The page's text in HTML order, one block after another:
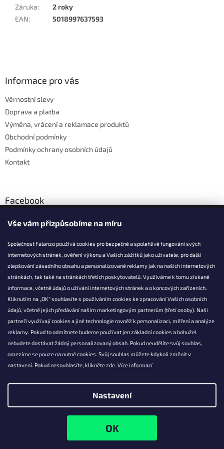
Vše vám přizpůsobíme na míru
Společnost Falanzo používá cookies pro bezpečné a spolehlivé fungování svých
internetových stránek, ověření výkonu a Vašich zážitků jako uživatele, pro další
zlepšování zásadního obsahu a personalizované reklamy jak na našich internetových
stránkách, tak také na stránkách třetích poskytovatelů. Využíváme k tomu získané
informace, včetně údajů o užívání internetových stránek a o koncových zařízeních.
Kliknutím na „OK“ souhlasíte s používáním cookies ke zpracování Vašich osobních
údajů, včetně jejich předávání našim marketingovým partnerům (třetí osoby). Naši
partneři využívají cookies a jiné technologie rovněž k personalizaci, měření a analýze
reklamy. Pokud to odmítnete budeme používat jen základní cookies a bohužel
nebudete dostávat žádný personalizovaný obsah. Pokud neudělíte svůj souhlas,
omezíme se pouze na nutné cookies. Svůj souhlas můžete kdykoli změnit v
nastavení. Pokud nesouhlasíte, kliknětezde. Více informací
Nastavení
Záruka:
2 roky
EAN: 5018997637593
Informace pro vás
Věrnostní slevy
Doprava a platba
Výměna, vrácení a reklamace produktů
Obchodní podmínky
Podmínky ochrany osobních údajů
Kontakt
Facebook
KONTAKT
info@falanzo.cz
Falanzo.cz
FalanzoCZ
Falanzo.cz. Všechna práva vyhrazena.